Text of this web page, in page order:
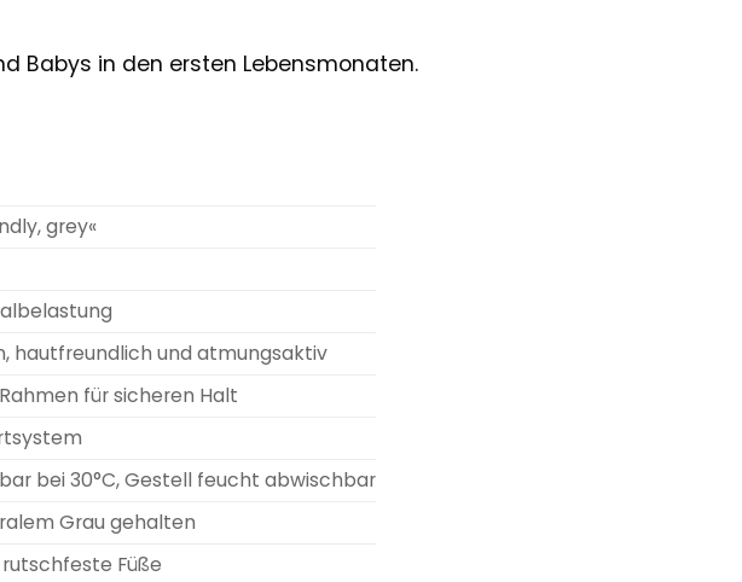
Babys in den ersten Lebensmonaten.
grey«
hautfreundlich und atmungsaktiv
für sicheren Halt
bei 30°C, Gestell feucht abwischbar
Grau gehalten
Füße